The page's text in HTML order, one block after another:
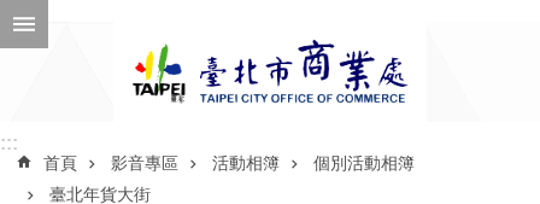
跳到主要內容區塊
::::::
首頁 影音專區 活動相簿
個別活動相簿
臺北年貨大街